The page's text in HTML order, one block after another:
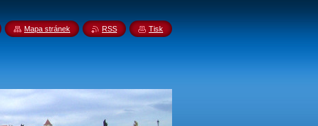
Mapa stránek RSS Tisk